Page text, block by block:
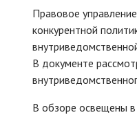
Правовое
конкурентной
В документе
В обзоре освещены в